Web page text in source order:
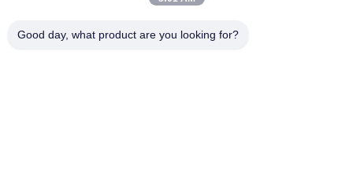
Good day, what product are you looking for?